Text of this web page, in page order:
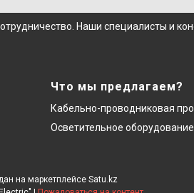
Наши специалисты и
Что мы предлагаем?
Кабельно-проводниковая
Осветительное оборудование
на маркетплейсе Satu.kz